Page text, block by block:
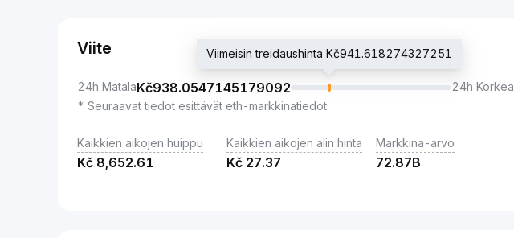
Viite
24h MatalaKč938.0547145179092
Viimeisin treidaushinta Kč941.618274327251
24h Korkea
* Seuraavat tiedot esittävät eth-markkinatiedot
Kaikkien aikojen huippu
Kč 8,652.61
Kaikkien aikojen alin hinta
Kč 27.37
Markkina-arvo
72.87B